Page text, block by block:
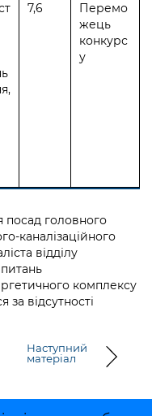
7,6
Перемо
жець
конкурс
у
головного
каналізаційного
відділу
комплексу
за відсутності
Наступний
матеріал